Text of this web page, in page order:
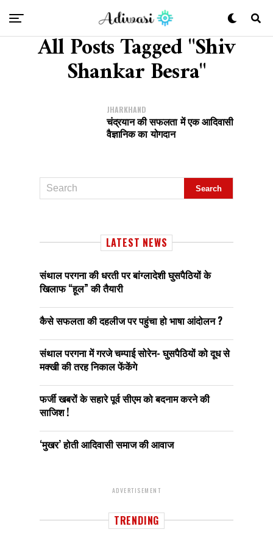
All Posts Tagged "Shiv
Shankar Besra"
JHARKHAND
चंद्रयान की सफलता में एक आदिवासी
वैज्ञानिक का योगदान
LATEST NEWS
संथाल परगना की धरती पर बांग्लादेशी घुसपैठियों के
खिलाफ “हूल” की तैयारी
कैसे सफलता की दहलीज पर पहुंचा हो भाषा आंदोलन ?
संथाल परगना में गरजे चम्पाई सोरेन- घुसपैठियों को दूध से
मक्खी की तरह निकाल फेंकेंगे
फर्जी खबरों के सहारे पूर्व सीएम को बदनाम करने की
साजिश !
‘मुखर’ होती आदिवासी समाज की आवाज
ADVERTISEMENT
TRENDING